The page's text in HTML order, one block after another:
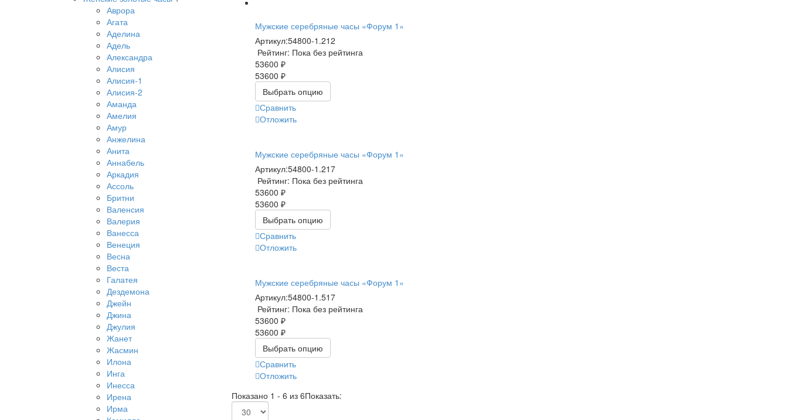
Аврора
Агата
Аделина
Адель
Александра
Алисия
Алисия-1
Алисия-2
Аманда
Амелия
Амур
Анжелина
Анита
Аннабель
Аркадия
Ассоль
Бритни
Валенсия
Валерия
Ванесса
Венеция
Весна
Веста
Галатея
Дездемона
Джейн
Джина
Джулия
Жанет
Жасмин
Илона
Инга
Инесса
Ирена
Ирма
Мужские серебряные часы «Форум 1»
Артикул:54800-1.212
Рейтинг: Пока без рейтинга
53600 ₽
53600 ₽
Выбрать опцию
Сравнить
Отложить
Мужские серебряные часы «Форум 1»
Артикул:54800-1.217
Рейтинг: Пока без рейтинга
53600 ₽
53600 ₽
Выбрать опцию
Сравнить
Отложить
Мужские серебряные часы «Форум 1»
Артикул:54800-1.517
Рейтинг: Пока без рейтинга
53600 ₽
53600 ₽
Выбрать опцию
Сравнить
Отложить
Показано 1 - 6 из 6Показать: